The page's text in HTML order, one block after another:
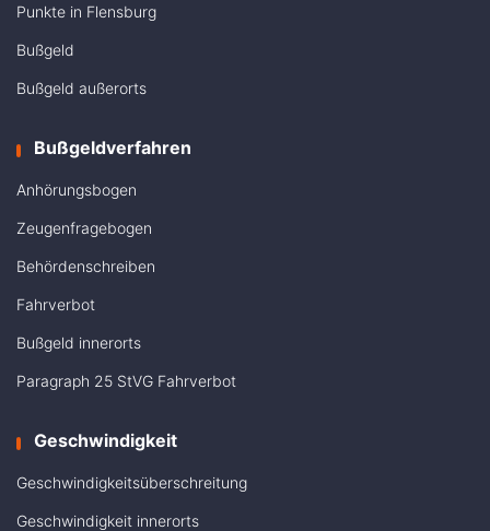
Punkte in Flensburg
Bußgeld
Bußgeld außerorts
Bußgeldverfahren
Anhörungsbogen
Zeugenfragebogen
Behördenschreiben
Fahrverbot
Bußgeld innerorts
Paragraph 25 StVG Fahrverbot
Geschwindigkeit
Geschwindigkeitsüberschreitung
Geschwindigkeit innerorts